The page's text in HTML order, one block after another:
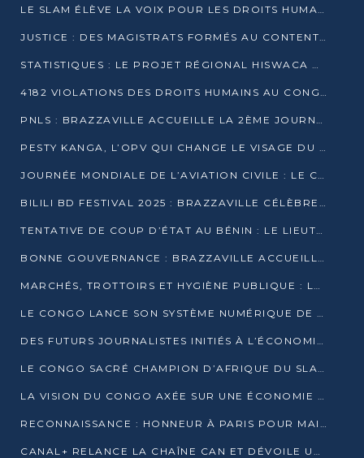
LE SLAM ÉLÈVE LA VOIX POUR LES DROITS HUMAINS À BRAZZAVILLE
JUSTICE : DES MAGISTRATS FORMÉS AU CONTENTIEUX DE LA PROPRIÉTÉ INTELLECTUELLE
STATISTIQUES : LE PROJET RÉGIONAL HISWACA OFFICIELLEMENT LANCÉ AU CONGO
4182 VIOLATIONS DES DROITS HUMAINS AU CONGO EN 2025 SELON LE CAD
PNLS : BRAZZAVILLE ACCUEILLE LA 2ÈME JOURNÉE SCIENTIFIQUE SUR LE VIH/SIDA
PESTY KANGA, L’OPV QUI CHANGE LE VISAGE DU REPORTAGE AU CONGO
JOURNÉE MONDIALE DE L’AVIATION CIVILE : LE CONGO MISE SUR L’INNOVATION ET LA SÉCURITÉ
BILILI BD FESTIVAL 2025 : BRAZZAVILLE CÉLÈBRE DIX ANS DE CRÉATION GRAPHIQUE AFRICAINE
TENTATIVE DE COUP D’ÉTAT AU BÉNIN : LE LIEUTENANT-COLONEL TIGRI S’AUTOPROCLAME CHEF D’UN COMITÉ MILITAIRE
BONNE GOUVERNANCE : BRAZZAVILLE ACCUEILLE LES PREMIÈRES JOURNÉES CONGOLAISES DE L’ÉVALUATION
MARCHÉS, TROTTOIRS ET HYGIÈNE PUBLIQUE : LE GOUVERNEMENT DURCIT LE TON
LE CONGO LANCE SON SYSTÈME NUMÉRIQUE DE VÉRIFICATION DU BOIS
DES FUTURS JOURNALISTES INITIÉS À L’ÉCONOMIE BLEUE DURABLE
LE CONGO SACRÉ CHAMPION D’AFRIQUE DU SLAM 2025
LA VISION DU CONGO AXÉE SUR UNE ÉCONOMIE BAS CARBONE AU RENDEZ-VOUS DE MONACO 2025
RECONNAISSANCE : HONNEUR À PARIS POUR MAIXENT RAOUL OMINGA
CANAL+ RELANCE LA CHAÎNE CAN ET DÉVOILE UNE OFFRE EXCEPTIONNELLE POUR DÉCEMBRE